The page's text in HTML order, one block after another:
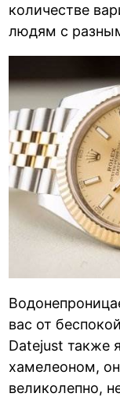
количестве
людям с
вас от
Datejust также
хамелеоном,
великолепно,